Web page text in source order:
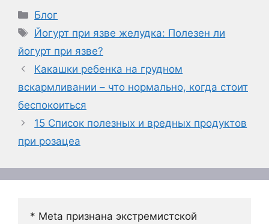
Рубрики
Блог
Метки
Йогурт при язве желудка: Полезен ли
йогурт при язве?
Какашки ребенка на грудном
вскармливании – что нормально, когда стоит
беспокоиться
15 Список полезных и вредных продуктов
при розацеа
* Meta признана экстремистской